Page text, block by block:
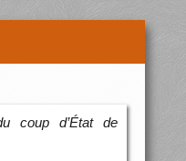
coup d’État de